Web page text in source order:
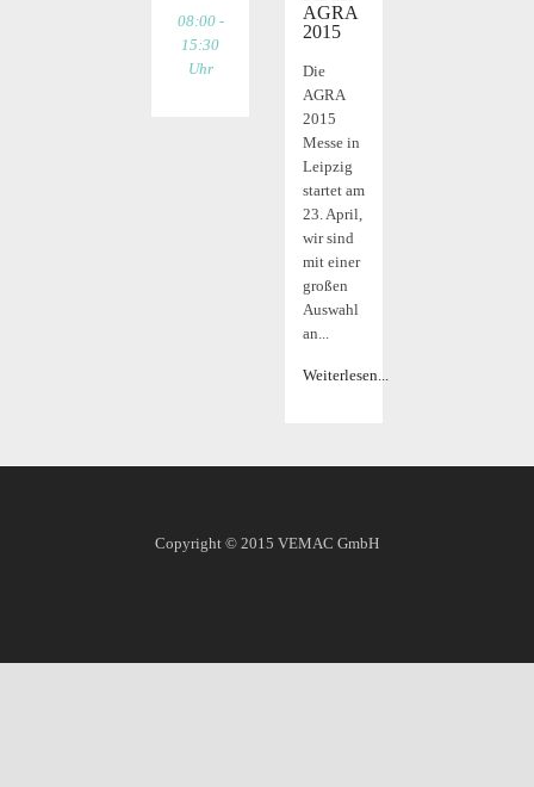
08:00 -
15:30
Uhr
AGRA
2015
Die
AGRA
2015
Messe in
Leipzig
startet am
23. April,
wir sind
mit einer
großen
Auswahl
an...
Weiterlesen...
Copyright © 2015 VEMAC GmbH